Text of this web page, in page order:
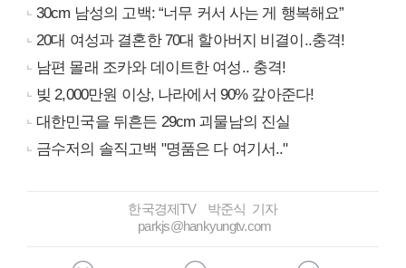
30cm 남성의 고백: “너무 커서 사는 게 행복해요”
20대 여성과 결혼한 70대 할아버지 비결이..충격!
남편 몰래 조카와 데이트한 여성.. 충격!
빚 2,000만원 이상, 나라에서 90% 갚아준다!
대한민국을 뒤흔든 29cm 괴물남의 진실
금수저의 솔직고백 "명품은 다 여기서.."
한국경제TV 박준식 기자
parkjs@hankyungtv.com